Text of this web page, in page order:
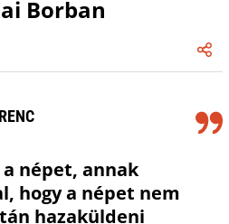
Borban
népet, annak
hogy a népet nem
hazaküldeni